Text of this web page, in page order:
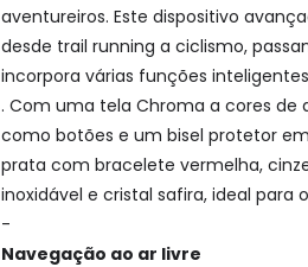
aventureiros. Este dispositivo
desde trail running a ciclismo,
incorpora várias funções
. Com uma tela Chroma a cores de
como botões e um bisel protetor
prata com bracelete vermelha,
inoxidável e cristal safira, ideal para
-
Navegação ao ar livre